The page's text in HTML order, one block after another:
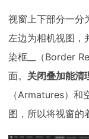
视窗上下部分一分
左边为相机视图，
染框__（Border
面。 关闭叠加能清
（Armatures）
图，所以将视窗的